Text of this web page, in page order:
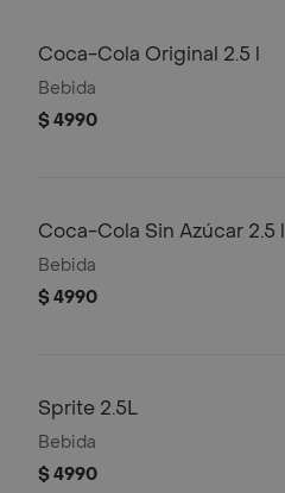
Coca-Cola Original 2.5 l
Bebida
$ 4990
Coca-Cola Sin Azúcar 2.5 l
Bebida
$ 4990
Sprite 2.5L
Bebida
$ 4990